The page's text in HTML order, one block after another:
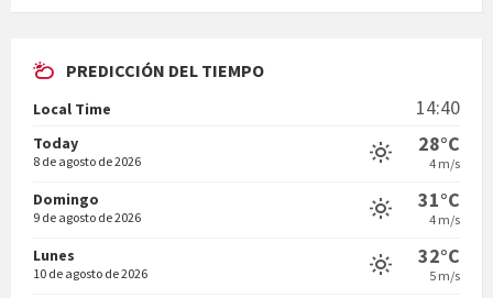
En Bum
Vermuts a la Font. Hit parit
PREDICCIÓN DEL TIEMPO
Local Time 14:40
Today
8 de agosto de 2026
28°C
4 m/s
Domingo
9 de agosto de 2026
31°C
4 m/s
Lunes
10 de agosto de 2026
32°C
5 m/s